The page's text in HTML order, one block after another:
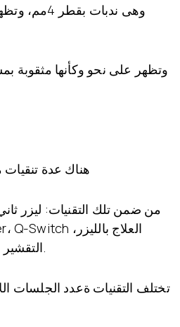
هناك عدة تنقيات
من ضمن تلك التقنيات: ليزر
التقشير الكيميائى، العلاج بالبلازما.
تختلف التقنيات ةعدد الجلسات